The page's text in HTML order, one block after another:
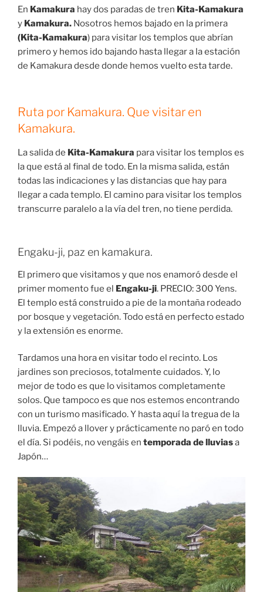
En Kamakura hay dos paradas de tren Kita-Kamakura
y Kamakura. Nosotros hemos bajado en la primera
(Kita-Kamakura) para visitar los templos que abrían
primero y hemos ido bajando hasta llegar a la estación
de Kamakura desde donde hemos vuelto esta tarde.
Ruta por Kamakura. Que visitar en
Kamakura.
La salida de Kita-Kamakura para visitar los templos es
la que está al final de todo. En la misma salida, están
todas las indicaciones y las distancias que hay para
llegar a cada templo. El camino para visitar los templos
transcurre paralelo a la vía del tren, no tiene perdida.
Engaku-ji, paz en kamakura.
El primero que visitamos y que nos enamoró desde el
primer momento fue el Engaku-ji. PRECIO: 300 Yens.
El templo está construido a pie de la montaña rodeado
por bosque y vegetación. Todo está en perfecto estado
y la extensión es enorme.
Tardamos una hora en visitar todo el recinto. Los
jardines son preciosos, totalmente cuidados. Y, lo
mejor de todo es que lo visitamos completamente
solos. Que tampoco es que nos estemos encontrando
con un turismo masificado. Y hasta aquí la tregua de la
lluvia. Empezó a llover y prácticamente no paró en todo
el día. Si podéis, no vengáis en temporada de lluviasa
Japón…